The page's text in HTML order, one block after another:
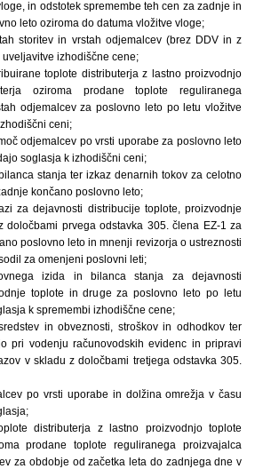
in odstotek spremembe teh cen za zadnje in
leto oziroma do datuma vložitve vloge;
storitev in vrstah odjemalcev (brez DDV in z
izhodiščne cene;
toplote distributerja z lastno proizvodnjo
oziroma prodane toplote reguliranega
odjemalcev za poslovno leto po letu vložitve
ceni;
odjemalcev po vrsti uporabe za poslovno leto
soglasja k izhodiščni ceni;
stanja ter izkaz denarnih tokov za celotno
končano poslovno leto;
za dejavnosti distribucije toplote, proizvodnje
prvega odstavka 305. člena EZ-1 za
poslovno leto in mnenji revizorja o ustreznosti
za omenjeni poslovni leti;
izida in bilanca stanja za dejavnosti
toplote in druge za poslovno leto po letu
k spremembi izhodiščne cene;
in obveznosti, stroškov in odhodkov ter
pri vodenju računovodskih evidenc in pripravi
v skladu z določbami tretjega odstavka 305.
po vrsti uporabe in dolžina omrežja v času
distributerja z lastno proizvodnjo toplote
prodane toplote reguliranega proizvajalca
za obdobje od začetka leta do zadnjega dne v